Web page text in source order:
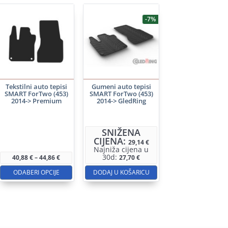
Tekstilni auto tepisi
SMART ForTwo (453)
2014-> Premium
40,88€–44,86€Raspon
cijena:
40,88 €
do
ODABERI OPCIJE
više
varijanti.
Opcije
-7%
Gumeni auto tepisi
SMART ForTwo (453)
2014-> GledRing
SNIŽENA
CIJENA: 29,14€
Najniža cijena u
30d:27,70€
DODAJ U KOŠARICU